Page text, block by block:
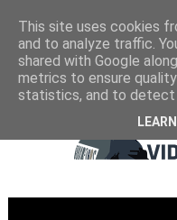
This site uses cookies
and to analyze traffic.
shared with Google
metrics to ensure
statistics, and to detect